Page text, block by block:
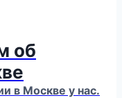
об
в Москве у нас.